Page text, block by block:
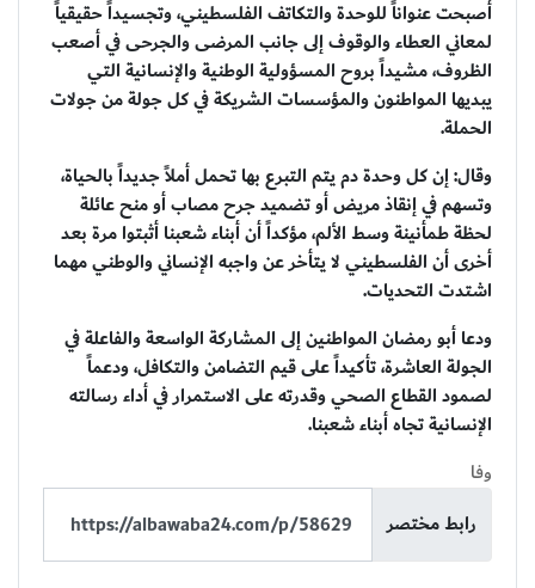
أصبحت عنواناً للوحدة والتكاتف الفلسطيني، وتجسيداً حقيقياً
لمعاني العطاء والوقوف إلى جانب المرضى والجرحى في أصعب
الظروف، مشيداً بروح المسؤولية الوطنية والإنسانية التي
يبديها المواطنون والمؤسسات الشريكة في كل جولة من جولات
الحملة.
وقال: إن كل وحدة دم يتم التبرع بها تحمل أملاً جديداً بالحياة،
وتسهم في إنقاذ مريض أو تضميد جرح مصاب أو منح عائلة
لحظة طمأنينة وسط الألم، مؤكداً أن أبناء شعبنا أثبتوا مرة بعد
أخرى أن الفلسطيني لا يتأخر عن واجبه الإنساني والوطني مهما
اشتدت التحديات.
ودعا أبو رمضان المواطنين إلى المشاركة الواسعة والفاعلة في
الجولة العاشرة، تأكيداً على قيم التضامن والتكافل، ودعماً
لصمود القطاع الصحي وقدرته على الاستمرار في أداء رسالته
الإنسانية تجاه أبناء شعبنا.
وفا
رابط مختصر